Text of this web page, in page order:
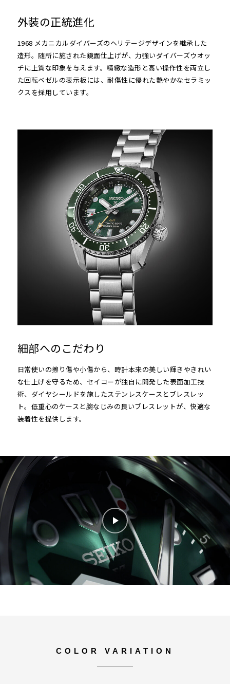
外装の正統進化
1968 メカニカルダイバーズのヘリテージデザインを継承した
造形。随所に施された鏡面仕上げが、力強いダイバーズウオッ
チに上質な印象を与えます。精緻な造形と高い操作性を両立し
た回転ベゼルの表示板には、耐傷性に優れた艶やかなセラミッ
クスを採用しています。
細部へのこだわり
日常使いの擦り傷や小傷から、時計本来の美しい輝きやきれい
な仕上げを守るため、セイコーが独自に開発した表面加工技
術、ダイヤシールドを施したステンレスケースとブレスレッ
ト。低重心のケースと腕なじみの良いブレスレットが、快適な
装着性を提供します。
COLOR VARIATION